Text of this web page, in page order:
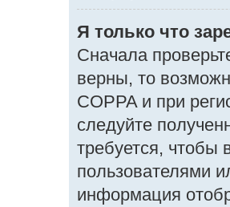
Я только что
Сначала
верны, то
COPPA и при
следуйте
требуется, чтобы
пользователями
информация